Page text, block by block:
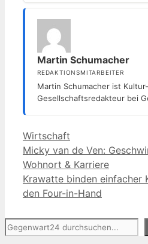
Martin Schumacher
REDAKTIONSMITARBEITER
Martin Schumacher ist
Gesellschaftsredakteur bei
Kategorien
Wirtschaft
Micky van de Ven:
Wohnort & Karriere
Krawatte binden einfacher
den Four-in-Hand
Suchen